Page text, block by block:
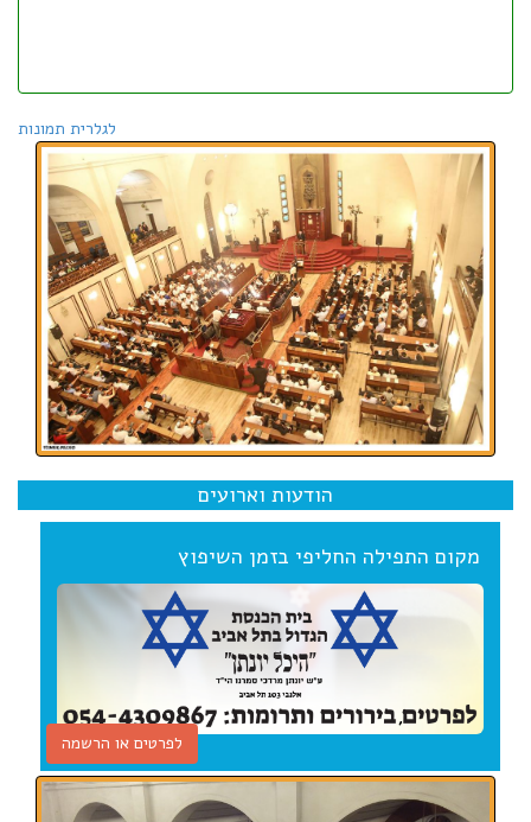
לגלרית תמונות
הודעות וארועים
מקום התפילה החליפי בזמן השיפוץ
לפרטים או הרשמה